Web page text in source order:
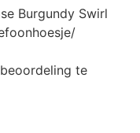
Burgundy Swirl
te